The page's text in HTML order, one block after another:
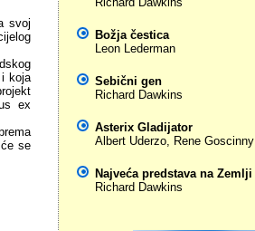
svoj
koja
ex
se
Božja čestica
Leon Lederman
Sebični gen
Richard Dawkins
Asterix Gladijator
Albert Uderzo, Rene Goscinny
Najveća predstava na Zemlji
Richard Dawkins